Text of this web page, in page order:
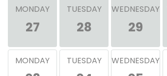
MONDAY
27
TUESDAY
28
WEDNESDAY
29
MONDAY TUESDAY WEDNESDAY